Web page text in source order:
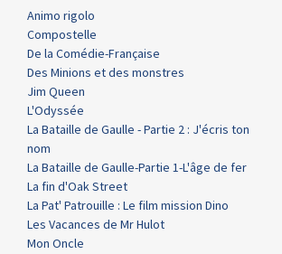
Animo rigolo
Compostelle
De la Comédie-Française
Des Minions et des monstres
Jim Queen
L'Odyssée
La Bataille de Gaulle - Partie 2 : J'écris ton
nom
La Bataille de Gaulle-Partie 1-L'âge de fer
La fin d'Oak Street
La Pat' Patrouille : Le film mission Dino
Les Vacances de Mr Hulot
Mon Oncle